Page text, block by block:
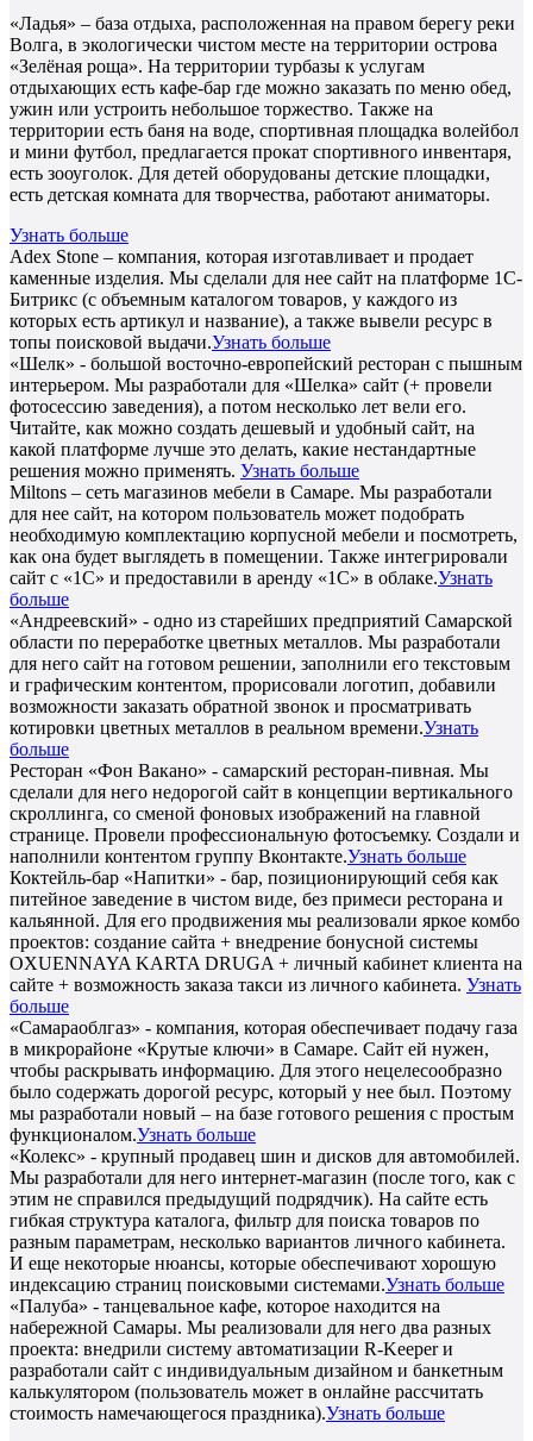
«Ладья» – база отдыха, расположенная на правом берегу реки
Волга, в экологически чистом месте на территории острова
«Зелёная роща». На территории турбазы к услугам
отдыхающих есть кафе-бар где можно заказать по меню обед,
ужин или устроить небольшое торжество. Также на
территории есть баня на воде, спортивная площадка волейбол
и мини футбол, предлагается прокат спортивного инвентаря,
есть зооуголок. Для детей оборудованы детские площадки,
есть детская комната для творчества, работают аниматоры.
Узнать больше
Adex Stone – компания, которая изготавливает и продает
каменные изделия. Мы сделали для нее сайт на платформе 1С-
Битрикс (с объемным каталогом товаров, у каждого из
которых есть артикул и название), а также вывели ресурс в
топы поисковой выдачи.Узнать больше
«Шелк» - большой восточно-европейский ресторан с пышным
интерьером. Мы разработали для «Шелка» сайт (+ провели
фотосессию заведения), а потом несколько лет вели его.
Читайте, как можно создать дешевый и удобный сайт, на
какой платформе лучше это делать, какие нестандартные
решения можно применять. Узнать больше
Miltons – сеть магазинов мебели в Самаре. Мы разработали
для нее сайт, на котором пользователь может подобрать
необходимую комплектацию корпусной мебели и посмотреть,
как она будет выглядеть в помещении. Также интегрировали
сайт с «1С» и предоставили в аренду «1С» в облаке.Узнать
больше
«Андреевский» - одно из старейших предприятий Самарской
области по переработке цветных металлов. Мы разработали
для него сайт на готовом решении, заполнили его текстовым
и графическим контентом, прорисовали логотип, добавили
возможности заказать обратной звонок и просматривать
котировки цветных металлов в реальном времени.Узнать
больше
Ресторан «Фон Вакано» - самарский ресторан-пивная. Мы
сделали для него недорогой сайт в концепции вертикального
скроллинга, со сменой фоновых изображений на главной
странице. Провели профессиональную фотосъемку. Создали и
наполнили контентом группу Вконтакте.Узнать больше
Коктейль-бар «Напитки» - бар, позиционирующий себя как
питейное заведение в чистом виде, без примеси ресторана и
кальянной. Для его продвижения мы реализовали яркое комбо
проектов: создание сайта + внедрение бонусной системы
OXUENNAYA KARTA DRUGA + личный кабинет клиента на
сайте + возможность заказа такси из личного кабинета. Узнать
больше
«Самараоблгаз» - компания, которая обеспечивает подачу газа
в микрорайоне «Крутые ключи» в Самаре. Сайт ей нужен,
чтобы раскрывать информацию. Для этого нецелесообразно
было содержать дорогой ресурс, который у нее был. Поэтому
мы разработали новый – на базе готового решения с простым
функционалом.Узнать больше
«Колекс» - крупный продавец шин и дисков для автомобилей.
Мы разработали для него интернет-магазин (после того, как с
этим не справился предыдущий подрядчик). На сайте есть
гибкая структура каталога, фильтр для поиска товаров по
разным параметрам, несколько вариантов личного кабинета.
И еще некоторые нюансы, которые обеспечивают хорошую
индексацию страниц поисковыми системами.Узнать больше
«Палуба» - танцевальное кафе, которое находится на
набережной Самары. Мы реализовали для него два разных
проекта: внедрили систему автоматизации R-Keeper и
разработали сайт с индивидуальным дизайном и банкетным
калькулятором (пользователь может в онлайне рассчитать
стоимость намечающегося праздника).Узнать больше